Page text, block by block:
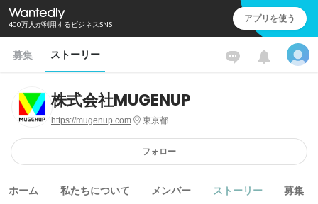
400万人が利用するビジネスSNS アプリを使う
募集 ストーリー
株式会社MUGENUP
https://mugenup.com 東京都
フォロー
ホーム 私たちについて メンバー ストーリー 募集